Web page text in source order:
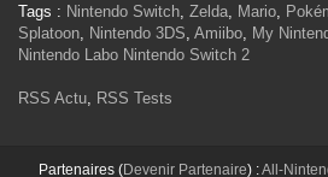
Tags : Nintendo Switch, Zelda, Mario,
Splatoon, Nintendo 3DS, Amiibo, My
Nintendo Labo Nintendo Switch 2
RSS Actu, RSS Tests
Partenaires (Devenir Partenaire) :All-